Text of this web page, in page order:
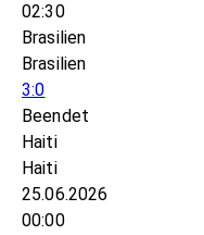
02:30
Brasilien
Brasilien
3:0
Beendet
Haiti
Haiti
25.06.2026
00:00